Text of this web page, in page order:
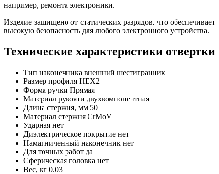
например, ремонта электроники.
Изделие защищено от статических разрядов, что обеспечивает
высокую безопасность для любого электронного устройства.
Технические характеристики отвертки
Тип наконечника внешний шестигранник
Размер профиля HEX2
Форма ручки Прямая
Материал рукояти двухкомпонентная
Длина стержня, мм 50
Материал стержня CrMoV
Ударная нет
Диэлектрическое покрытие нет
Намагниченный наконечник нет
Для точных работ да
Сферическая головка нет
Вес, кг 0.03